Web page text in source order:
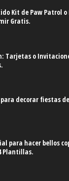
Kit de Paw Patrol
Gratis.
Tarjetas o
decorar fiestas
para hacer bellos
Plantillas.